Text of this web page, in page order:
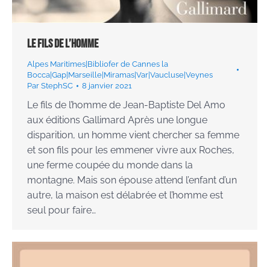
Le fils de l’homme
Alpes Maritimes|Bibliofer de Cannes la
Bocca|Gap|Marseille|Miramas|Var|Vaucluse|Veynes
Par StephSC 8 janvier 2021
Le fils de l’homme de Jean-Baptiste Del Amo
aux éditions Gallimard Après une longue
disparition, un homme vient chercher sa femme
et son fils pour les emmener vivre aux Roches,
une ferme coupée du monde dans la
montagne. Mais son épouse attend l’enfant d’un
autre, la maison est délabrée et l’homme est
seul pour faire…